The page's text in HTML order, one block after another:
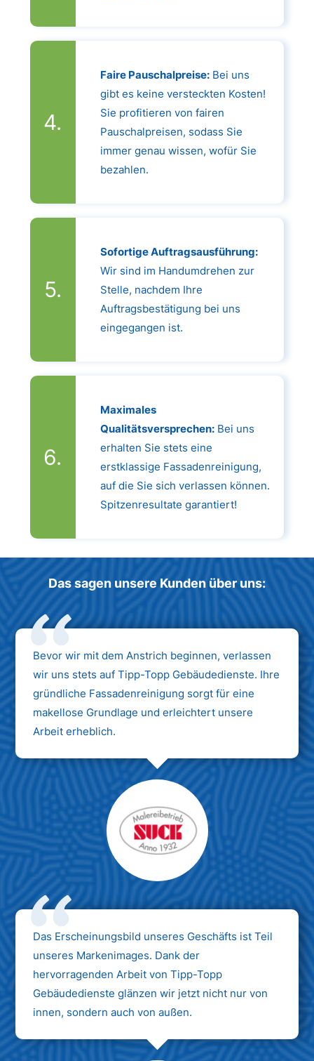
Faire Pauschalpreise:Bei uns
gibt es keine versteckten Kosten!
Sie profitieren von fairen
Pauschalpreisen, sodass Sie
immer genau wissen, wofür Sie
bezahlen.
Sofortige Auftragsausführung:
Wir sind im Handumdrehen zur
Stelle, nachdem Ihre
Auftragsbestätigung bei uns
eingegangen ist.
Maximales
Qualitätsversprechen:Bei uns
erhalten Sie stets eine
erstklassige Fassadenreinigung,
auf die Sie sich verlassen können.
Spitzenresultate garantiert!
Das sagen unsere Kunden über uns:
Bevor wir mit dem Anstrich beginnen, verlassen
wir uns stets auf Tipp-Topp Gebäudedienste. Ihre
gründliche Fassadenreinigung sorgt für eine
makellose Grundlage und erleichtert unsere
Arbeit erheblich.
Das Erscheinungsbild unseres Geschäfts ist Teil
unseres Markenimages. Dank der
hervorragenden Arbeit von Tipp-Topp
Gebäudedienste glänzen wir jetzt nicht nur von
innen, sondern auch von außen.